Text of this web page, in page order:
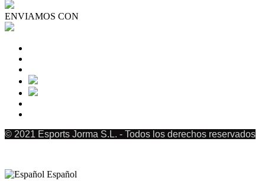
ENVIAMOS CON
© 2021 Esports Jorma S.L. - Todos los derechos reservados
Español